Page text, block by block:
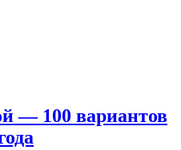
— 100 вариантов